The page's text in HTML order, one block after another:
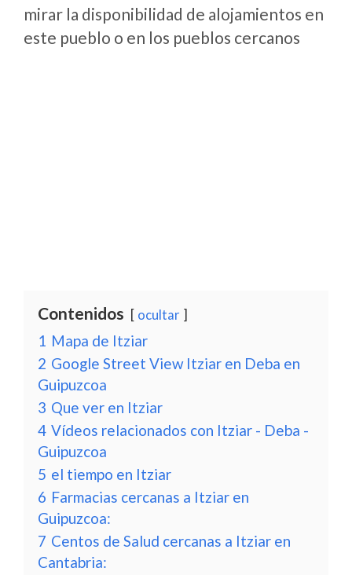
mirar la disponibilidad de alojamientos en
este pueblo o en los pueblos cercanos
Contenidos ocultar
1 Mapa de Itziar
2 Google Street View Itziar en Deba en
Guipuzcoa
3 Que ver en Itziar
4 Vídeos relacionados con Itziar - Deba -
Guipuzcoa
5 el tiempo en Itziar
6 Farmacias cercanas a Itziar en
Guipuzcoa:
7 Centos de Salud cercanas a Itziar en
Cantabria: